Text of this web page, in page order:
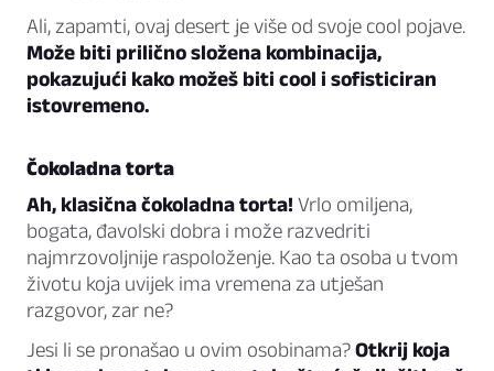
Ali, zapamti, ovaj desert je više od svoje cool pojave.
Može biti prilično složena kombinacija,
pokazujući kako možeš biti cool i sofisticiran
istovremeno.
Čokoladna torta
Ah, klasična čokoladna torta! Vrlo omiljena,
bogata, đavolski dobra i može razvedriti
najmrzovoljnije raspoloženje. Kao ta osoba u tvom
životu koja uvijek ima vremena za utješan
razgovor, zar ne?
Jesi li se pronašao u ovim osobinama?Otkrij koja